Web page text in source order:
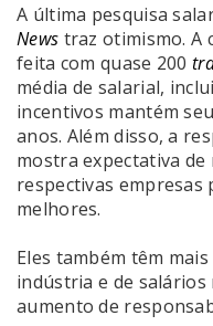
A última pesquisa
News traz otimismo. A
feita com quase 200
média de salarial,
incentivos mantém
anos. Além disso, a
mostra expectativa
respectivas empresas
melhores.
Eles também têm
indústria e de salários
aumento de